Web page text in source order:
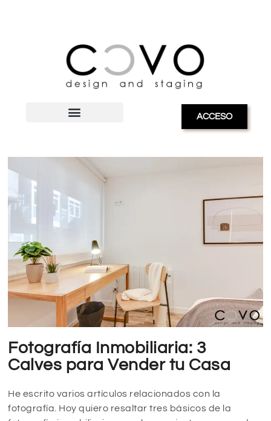
ACCESO
Fotografía Inmobiliaria: 3
Calves para Vender tu Casa
He escrito varios artículos relacionados con la
fotografía. Hoy quiero resaltar tres básicos de la